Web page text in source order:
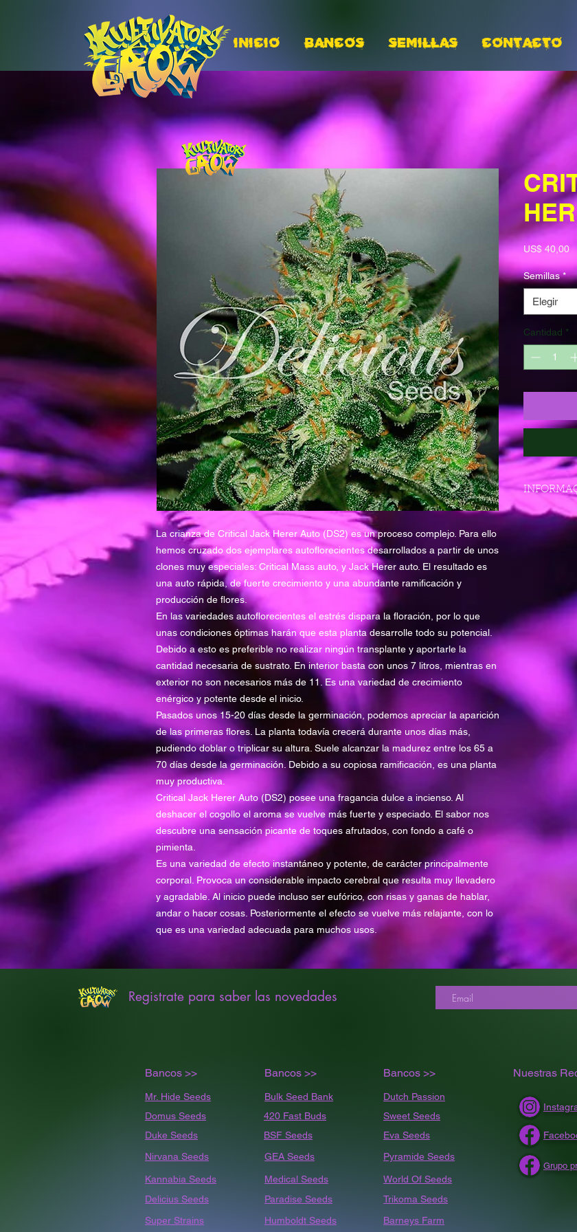
INICIO BANCOS Semillas CONTACTO
La crianza de Critical Jack Herer Auto (DS2) es un proceso complejo. Para ello
hemos cruzado dos ejemplares autoflorecientes desarrollados a partir de unos
clones muy especiales: Critical Mass auto, y Jack Herer auto. El resultado es
una auto rápida, de fuerte crecimiento y una abundante ramificación y
producción de flores.
En las variedades autoflorecientes el estrés dispara la floración, por lo que
unas condiciones óptimas harán que esta planta desarrolle todo su potencial.
Debido a esto es preferible no realizar ningún transplante y aportarle la
cantidad necesaria de sustrato. En interior basta con unos 7 litros, mientras en
exterior no son necesarios más de 11. Es una variedad de crecimiento
enérgico y potente desde el inicio.
Pasados unos 15-20 días desde la germinación, podemos apreciar la aparición
de las primeras flores. La planta todavía crecerá durante unos días más,
pudiendo doblar o triplicar su altura. Suele alcanzar la madurez entre los 65 a
70 días desde la germinación. Debido a su copiosa ramificación, es una planta
muy productiva.
Critical Jack Herer Auto (DS2) posee una fragancia dulce a incienso. Al
deshacer el cogollo el aroma se vuelve más fuerte y especiado. El sabor nos
descubre una sensación picante de toques afrutados, con fondo a café o
pimienta.
Es una variedad de efecto instantáneo y potente, de carácter principalmente
corporal. Provoca un considerable impacto cerebral que resulta muy llevadero
y agradable. Al inicio puede incluso ser eufórico, con risas y ganas de hablar,
andar o hacer cosas. Posteriormente el efecto se vuelve más relajante, con lo
que es una variedad adecuada para muchos usos.
US$ 40,00
Semillas *
Elegir
Cantidad *
CICLO
SABOR
VALOR
Registrate para saber las novedades
Bancos >> Bancos >> Bancos >> Nuestras
Mr. Hide Seeds
Domus Seeds
Duke Seeds
Nirvana Seeds
Kannabia Seeds
Delicius Seeds
Super Strains
Bulk Seed Bank
420 Fast Buds
BSF Seeds
GEA Seeds
Medical Seeds
Paradise Seeds
Humboldt Seeds
Dutch Passion
Sweet Seeds
Eva Seeds
Pyramide Seeds
World Of Seeds
Trikoma Seeds
Barneys Farm
Grupo